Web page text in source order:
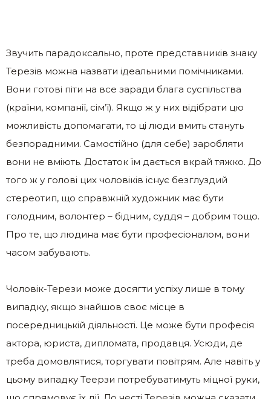
Звучить парадоксально, проте представників знаку
Терезів можна назвати ідеальними помічниками.
Вони готові піти на все заради блага суспільства
(країни, компанії, сім’ї). Якщо ж у них відібрати цю
можливість допомагати, то ці люди вмить стануть
безпорадними. Самостійно (для себе) заробляти
вони не вміють. Достаток їм дається вкрай тяжко. До
того ж у голові цих чоловіків існує безглуздий
стереотип, що справжній художник має бути
голодним, волонтер – бідним, суддя – добрим тощо.
Про те, що людина має бути професіоналом, вони
часом забувають.
Чоловік-Терези може досягти успіху лише в тому
випадку, якщо знайшов своє місце в
посередницькій діяльності. Це може бути професія
актора, юриста, дипломата, продавця. Усюди, де
треба домовлятися, торгувати повітрям. Але навіть у
цьому випадку Теерзи потребуватимуть міцної руки,